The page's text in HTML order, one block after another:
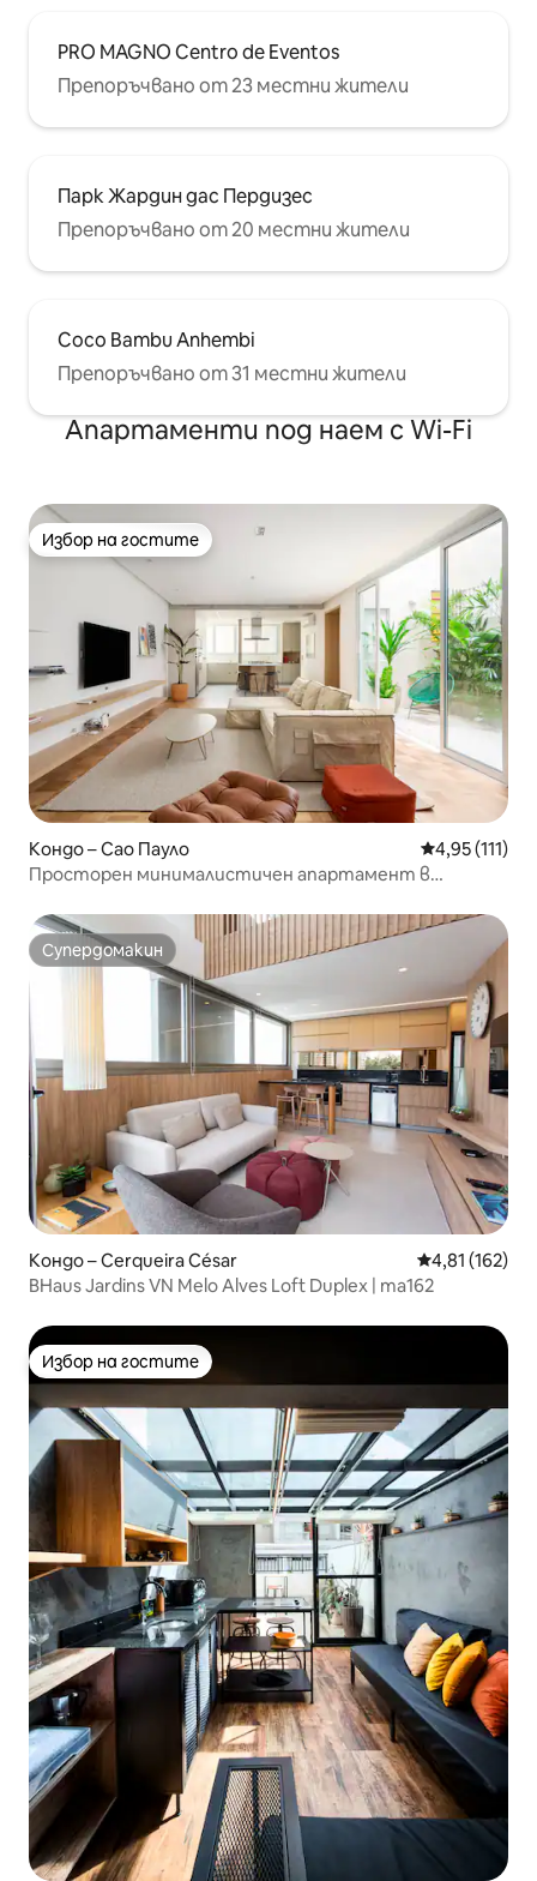
PRO MAGNO Centro de Eventos
Препоръчвано от 23 местни жители
Парк Жардин дас Пердизес
Препоръчвано от 20 местни жители
Coco Bambu Anhembi
Препоръчвано от 31 местни жители
Апартаменти под наем с Wi-Fi
Избор на гостите
Избор на гостите
Кондо – Сао Пауло Средна
4,95 (111)
Просторен минималистичен апартамент в
Супердомакин
Супердомакин
Кондо – Cerqueira César Средна
4,81 (162)
BHaus Jardins VN Melo Alves Loft Duplex | ma162
Избор на гостите
Избор на гостите